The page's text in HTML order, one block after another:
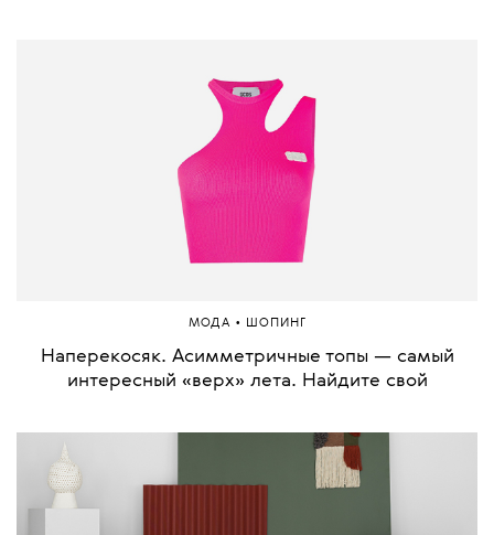
МОДА • ШОПИНГ
Наперекосяк. Асимметричные топы — самый
интересный «верх» лета. Найдите свой